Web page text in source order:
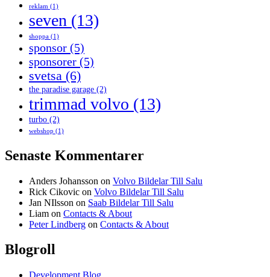
reklam (1)
seven (13)
shoppa (1)
sponsor (5)
sponsorer (5)
svetsa (6)
the paradise garage (2)
trimmad volvo (13)
turbo (2)
webshop (1)
Senaste Kommentarer
Anders Johansson on Volvo Bildelar Till Salu
Rick Cikovic on Volvo Bildelar Till Salu
Jan NIlsson on Saab Bildelar Till Salu
Liam on Contacts & About
Peter Lindberg on Contacts & About
Blogroll